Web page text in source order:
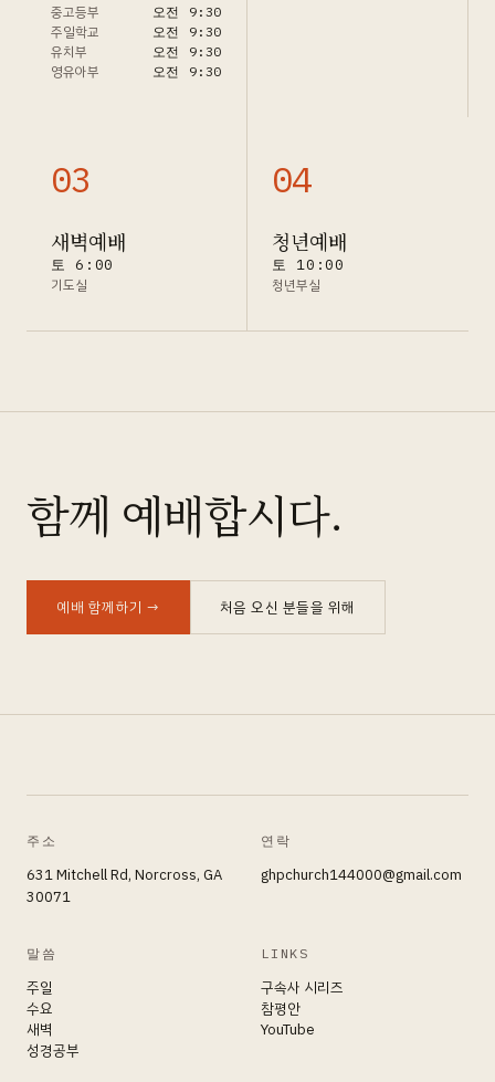
중고등부 오전 9:30
주일학교 오전 9:30
유치부 오전 9:30
영유아부 오전 9:30
03
새벽예배
토 6:00
기도실
04
청년예배
토 10:00
청년부실
함께 예배합시다.
예배 함께하기 → 처음 오신 분들을 위해
주소
631 Mitchell Rd, Norcross, GA
30071
연락
ghpchurch144000@gmail.com
말씀
주일
수요
새벽
성경공부
LINKS
구속사 시리즈
참평안
YouTube